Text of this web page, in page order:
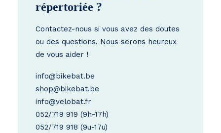
répertoriée ?
Contactez-nous si vous avez des doutes
ou des questions. Nous serons heureux
de vous aider !
info@bikebat.be
shop@bikebat.be
info@velobat.fr
052/719 919 (9h-17h)
052/719 918 (9u-17u)